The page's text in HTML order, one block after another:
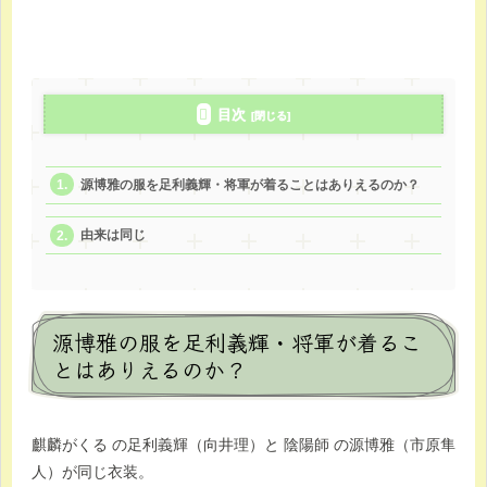
目次
源博雅の服を足利義輝・将軍が着ることはありえるのか？
由来は同じ
源博雅の服を足利義輝・将軍が着るこ
とはありえるのか？
麒麟がくる の足利義輝（向井理）と 陰陽師 の源博雅（市原隼
人）が同じ衣装。